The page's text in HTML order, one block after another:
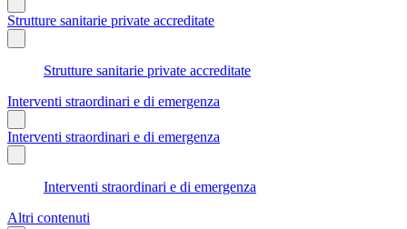
Strutture sanitarie private accreditate
Strutture sanitarie private accreditate
Interventi straordinari e di emergenza
Interventi straordinari e di emergenza
Interventi straordinari e di emergenza
Altri contenuti